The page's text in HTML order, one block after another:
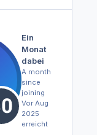
Ein
Monat
dabei
A month
since
joining
Vor Aug
2025
erreicht